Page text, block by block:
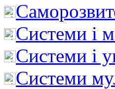
Системи і
Системи і
Системи